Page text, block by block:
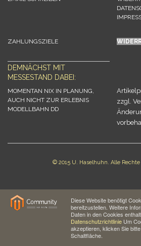
ZAHLUNGSZIELE
DEMNÄCHST MIT
MESSESTAND DABEI:
MOMENTAN NIX IN PLANUNG,
AUCH NICHT ZUR ERLEBNIS
MODELLBAHN DD
zzgl.
© 2015 U. Haselhuhn. Alle
Diese Website benötigt
bereitzustellen. Weitere
Daten in den Cookies
Datenschutzrichtlinie Um
akzeptieren, klicken Sie
Schaltfläche.